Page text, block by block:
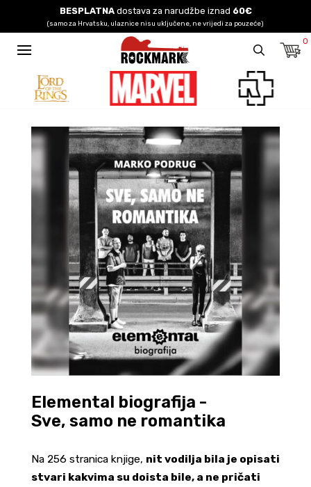
BESPLATNAdostava za narudžbe iznad 60€
(samo za Hrvatsku, ulaznice nisu uključene, ne vrijedi za pouzeće)
0
Elemental biografija -
Sve, samo ne romantika
Na 256 stranica knjige, nit vodilja bila je opisati
stvari kakvima su doista bile, a ne pričati